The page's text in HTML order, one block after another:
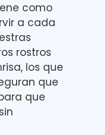
como
a cada
rostros
los que
que
que